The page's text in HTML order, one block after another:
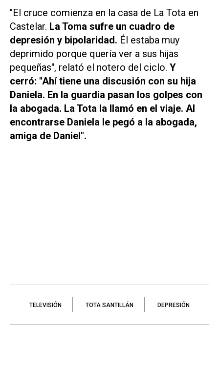
"El cruce comienza en la casa de La Tota en
Castelar. La Toma sufre un cuadro de
depresión y bipolaridad. Él estaba muy
deprimido porque quería ver a sus hijas
pequeñas", relató el notero del ciclo. Y
cerró: "Ahí tiene una discusión con su hija
Daniela. En la guardia pasan los golpes con
la abogada. La Tota la llamó en el viaje. Al
encontrarse Daniela le pegó a la abogada,
amiga de Daniel".
TELEVISIÓN TOTA SANTILLÁN DEPRESIÓN